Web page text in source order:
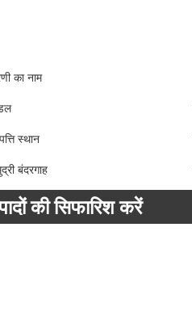
का नाम
स्थान
बंदरगाह
की सिफारिश करें